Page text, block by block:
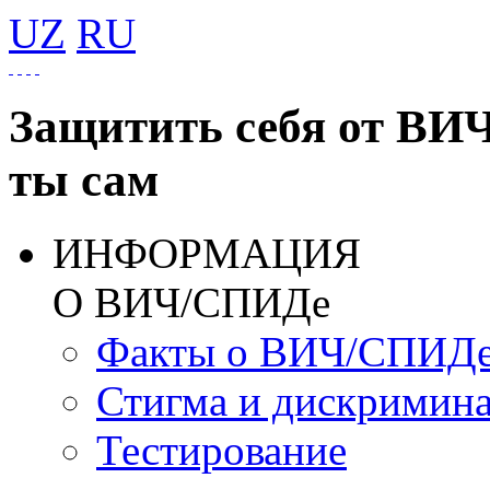
UZ RU
Защитить себя от
ты сам
ИНФОРМАЦИЯ
О ВИЧ/СПИДе
Факты о ВИЧ/
Стигма и
Тестирование